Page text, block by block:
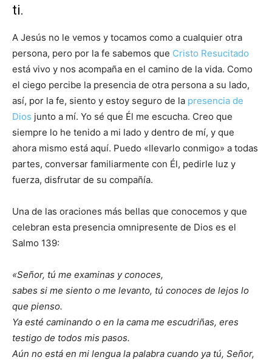
ti.
A Jesús no le vemos y tocamos como a cualquier otra
persona, pero por la fe sabemos que Cristo Resucitado
está vivo y nos acompaña en el camino de la vida. Como
el ciego percibe la presencia de otra persona a su lado,
así, por la fe, siento y estoy seguro de la presencia de
Dios junto a mí. Yo sé que Él me escucha. Creo que
siempre lo he tenido a mi lado y dentro de mí, y que
ahora mismo está aquí. Puedo «llevarlo conmigo» a todas
partes, conversar familiarmente con Él, pedirle luz y
fuerza, disfrutar de su compañía.
Una de las oraciones más bellas que conocemos y que
celebran esta presencia omnipresente de Dios es el
Salmo 139:
«Señor, tú me examinas y conoces,
sabes si me siento o me levanto, tú conoces de lejos lo
que pienso.
Ya esté caminando o en la cama me escudriñas, eres
testigo de todos mis pasos.
Aún no está en mi lengua la palabra cuando ya tú, Señor,